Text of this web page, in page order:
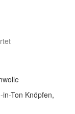
Ton Knöpfen,